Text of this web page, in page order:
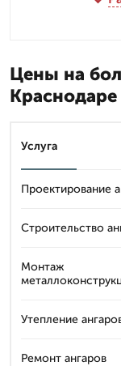
Цены на
Краснодаре
Услуга
Проектирование
Строительство
Монтаж
Утепление
Ремонт ангаров